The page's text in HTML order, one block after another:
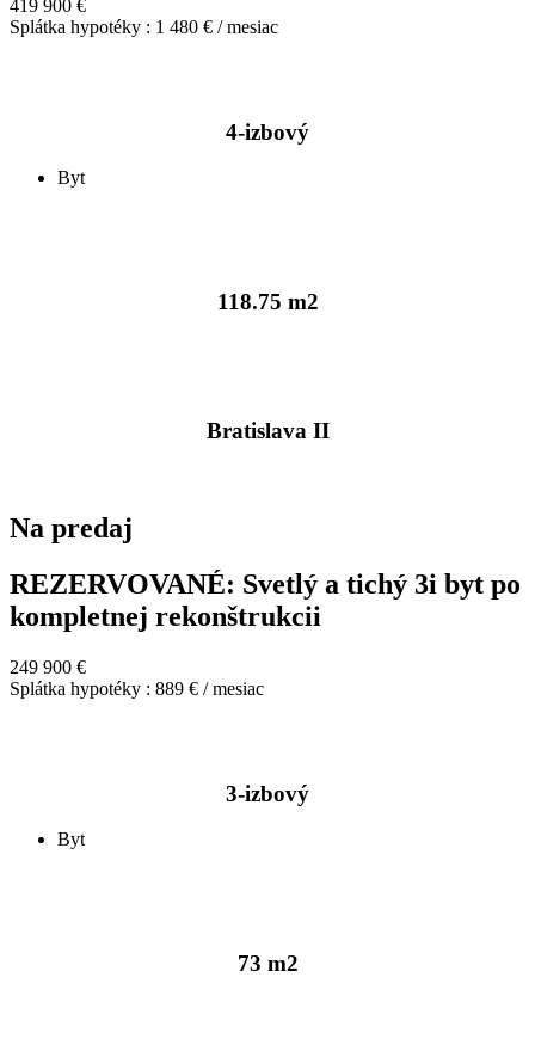
419 900 €
Splátka hypotéky : 1 480 € / mesiac
4-izbový
Byt
118.75 m2
Bratislava II
Na predaj
REZERVOVANÉ: Svetlý a tichý 3i byt po
kompletnej rekonštrukcii
249 900 €
Splátka hypotéky : 889 € / mesiac
3-izbový
Byt
73 m2